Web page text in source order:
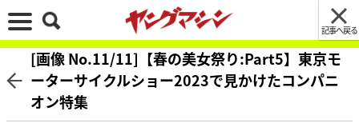
記事へ戻る
[画像 No.11/11]【春の美女祭り:Part5】東京モ
ーターサイクルショー2023で見かけたコンパニ
オン特集